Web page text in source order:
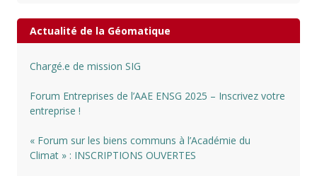
Actualité de la Géomatique
Chargé.e de mission SIG
Forum Entreprises de l’AAE ENSG 2025 – Inscrivez votre
entreprise !
« Forum sur les biens communs à l’Académie du
Climat » : INSCRIPTIONS OUVERTES